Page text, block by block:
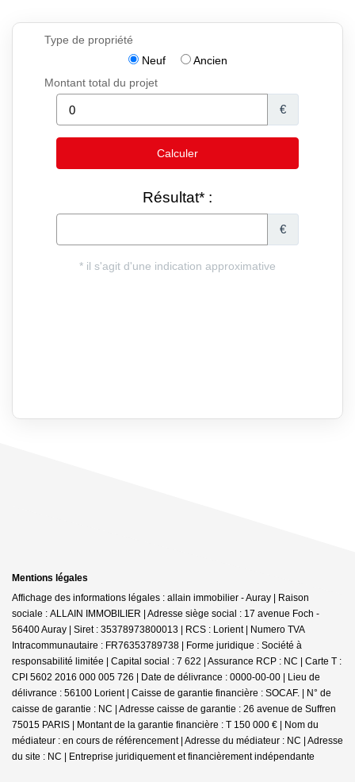
Mentions légales
Affichage des informations légales : allain immobilier - Auray | Raison
sociale : ALLAIN IMMOBILIER | Adresse siège social : 17 avenue Foch -
56400 Auray | Siret : 35378973800013 | RCS : Lorient | Numero TVA
Intracommunautaire : FR76353789738 | Forme juridique : Société à
responsabilité limitée | Capital social : 7 622 | Assurance RCP : NC | Carte T :
CPI 5602 2016 000 005 726 | Date de délivrance : 0000-00-00 | Lieu de
délivrance : 56100 Lorient | Caisse de garantie financière : SOCAF. | N° de
caisse de garantie : NC | Adresse caisse de garantie : 26 avenue de Suffren
75015 PARIS | Montant de la garantie financière : T 150 000 € | Nom du
médiateur : en cours de référencement | Adresse du médiateur : NC | Adresse
du site : NC | Entreprise juridiquement et financièrement indépendante